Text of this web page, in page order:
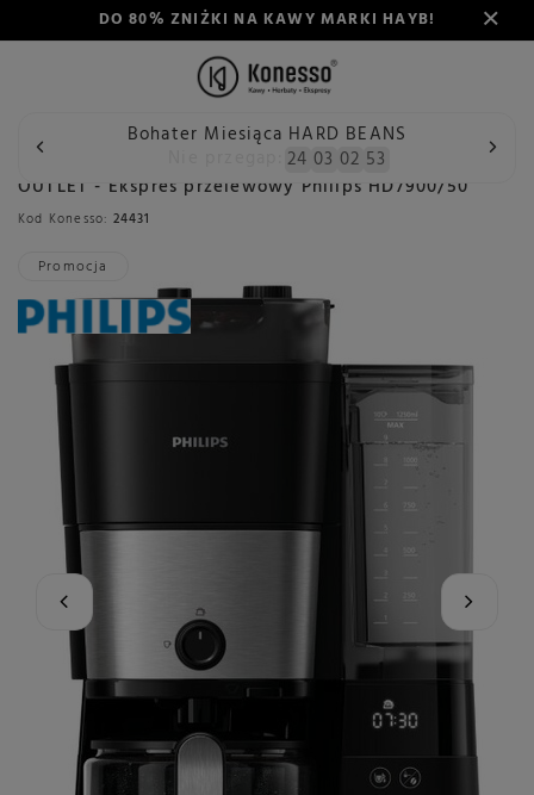
DO 80% ZNIŻKI NA KAWY MARKI HAYB!
Bohater Miesiąca HARD BEANS
24 03 02 52
Wstecz Konesso Outlet Outlet ekspresy do kawy
Promocja
OUTLET - Ekspres przelewowy Philips HD7900/50
Kod Konesso: 24431